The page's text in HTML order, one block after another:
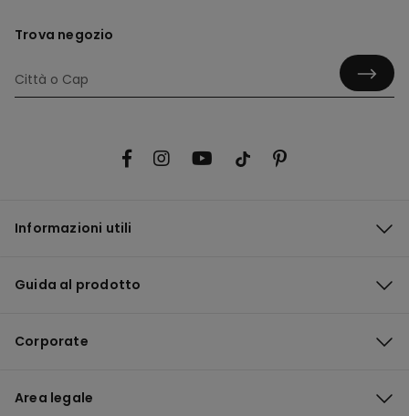
Trova negozio
Informazioni utili
Guida al prodotto
Corporate
Area legale